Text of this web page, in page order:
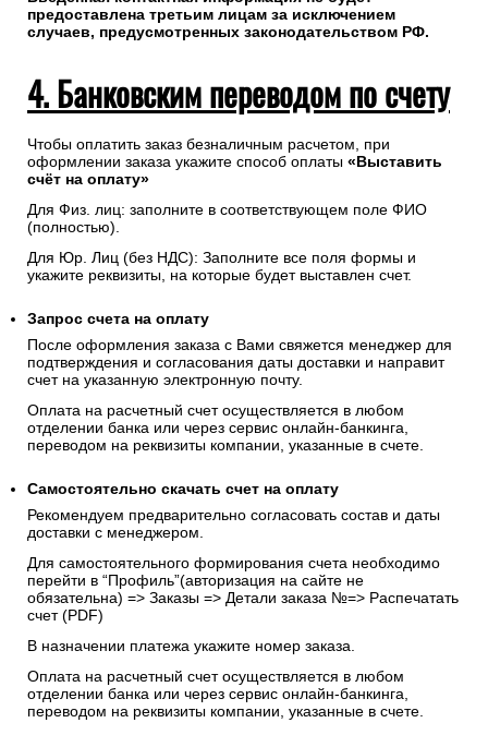
предоставлена третьим лицам за исключением
случаев, предусмотренных законодательством РФ.
4. Банковским переводом по счету
Чтобы оплатить заказ безналичным расчетом, при
оформлении заказа укажите способ оплаты «Выставить
счёт на оплату»
Для Физ. лиц: заполните в соответствующем поле ФИО
(полностью).
Для Юр. Лиц (без НДС): Заполните все поля формы и
укажите реквизиты, на которые будет выставлен счет.
Запрос счета на оплату
После оформления заказа с Вами свяжется менеджер для
подтверждения и согласования даты доставки и направит
счет на указанную электронную почту.
Оплата на расчетный счет осуществляется в любом
отделении банка или через сервис онлайн-банкинга,
переводом на реквизиты компании, указанные в счете.
Самостоятельно скачать счет на оплату
Рекомендуем предварительно согласовать состав и даты
доставки с менеджером.
Для самостоятельного формирования счета необходимо
перейти в “Профиль”(авторизация на сайте не
обязательна) => Заказы => Детали заказа №=> Распечатать
счет (PDF)
В назначении платежа укажите номер заказа.
Оплата на расчетный счет осуществляется в любом
отделении банка или через сервис онлайн-банкинга,
переводом на реквизиты компании, указанные в счете.